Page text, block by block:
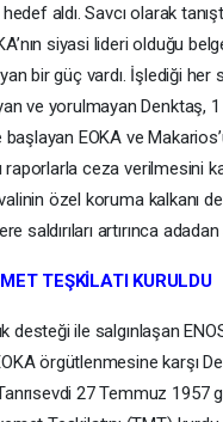
aldı. Savcı olarak
siyasi lideri olduğu
bir güç vardı. İşlediği her
ve yorulmayan Denktaş,
EOKA ve
raporlarla ceza verilmesini
valinin özel koruma kalkanı
saldırıları artırınca
TEŞKİLATI KURULDU
desteği ile salgınlaşan
örgütlenmesine karşı
27 Temmuz 1957